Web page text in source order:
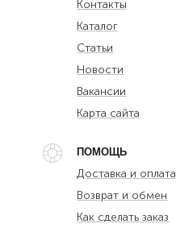
Контакты
Каталог
Статьи
Новости
Вакансии
Карта сайта
ПОМОЩЬ
Доставка и оплата
Возврат и обмен
Как сделать заказ